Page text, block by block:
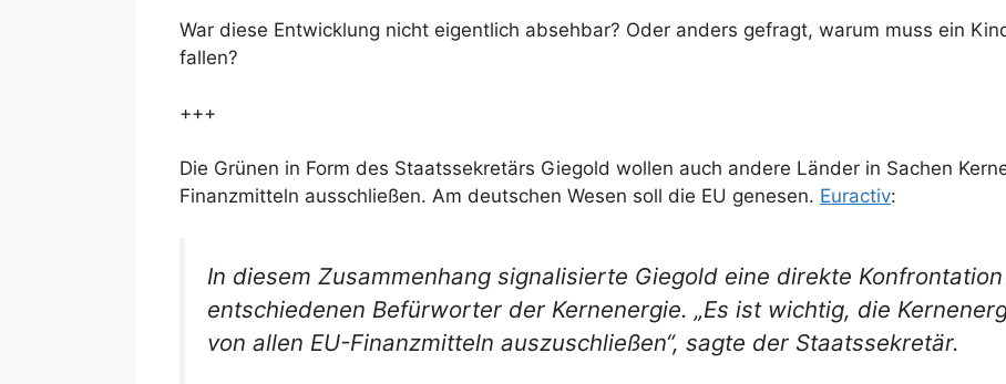
War diese Entwicklung nicht eigentlich absehbar? Oder anders gefragt, warum muss ein
fallen?
+++
Die Grünen in Form des Staatssekretärs Giegold wollen auch andere Länder in Sachen
Finanzmitteln ausschließen. Am deutschen Wesen soll die EU genesen. Euractiv:
In diesem Zusammenhang signalisierte Giegold eine direkte
entschiedenen Befürworter der Kernenergie. „Es ist wichtig, die
von allen EU-Finanzmitteln auszuschließen“, sagte der Staatssekretär.